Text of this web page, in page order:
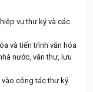
vụ thư ký và các
và tiến trình văn hóa
nước, văn thư, lưu
công tác thư ký.